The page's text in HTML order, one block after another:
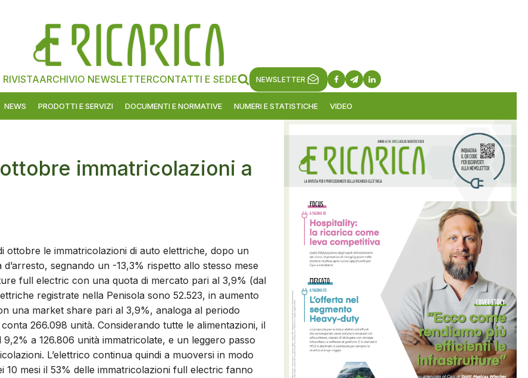
ARCHIVIO NEWSLETTERCONTATTI E SEDE NEWSLETTER
NEWS PRODOTTI E SERVIZI DOCUMENTI E NORMATIVE NUMERI E STATISTICHE VIDEO
immatricolazioni a
ottobre le immatricolazioni di auto elettriche, dopo un
segnando un -13,3% rispetto allo stesso mese
full electric con una quota di mercato pari al 3,9% (dal
registrate nella Penisola sono 52.523, in aumento
una market share pari al 3,9%, analoga al periodo
266.098 unità. Considerando tutte le alimentazioni, il
a 126.806 unità immatricolate, e un leggero passo
L’elettrico continua quindi a muoversi in modo
mesi il 53% delle immatricolazioni full electric fanno